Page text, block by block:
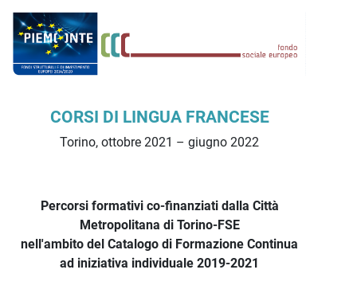
Descrizione iniziativa
CORSI DI LINGUA FRANCESE
Torino, ottobre 2021 – giugno 2022
Percorsi formativi co-finanziati dalla Città
Metropolitana di Torino-FSE
nell'ambito del Catalogo di Formazione Continua
ad iniziativa individuale 2019-2021